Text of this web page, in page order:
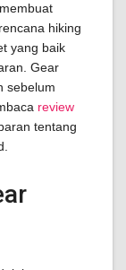
hiking
yang baik
Gear
sebelum
review
tentang